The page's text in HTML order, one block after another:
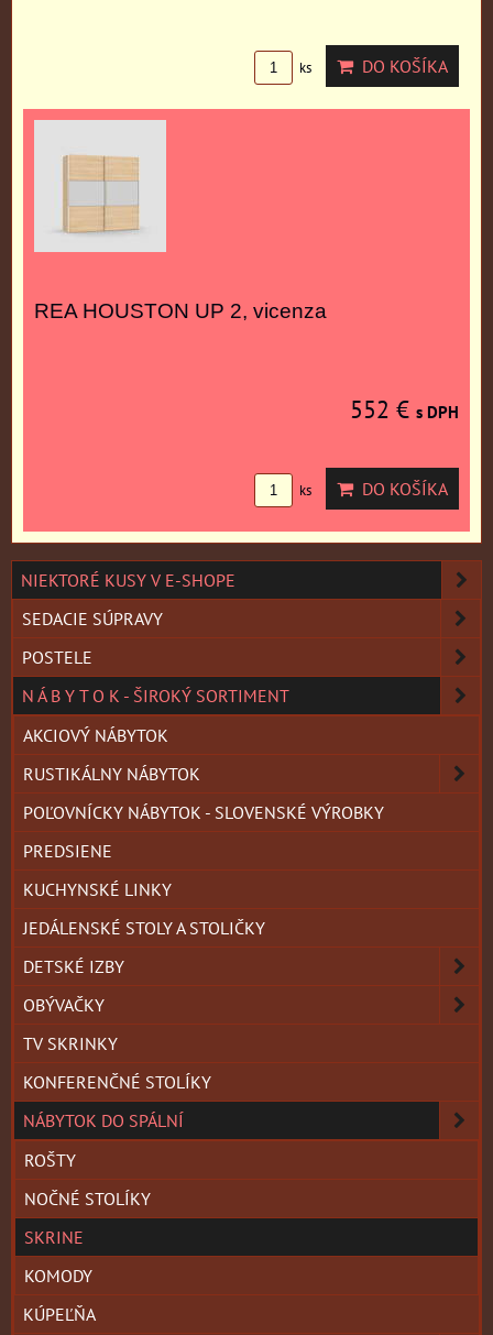
ks DO KOŠÍKA
REA HOUSTON UP 2, vicenza
552 € s DPH
ks DO KOŠÍKA
NIEKTORÉ KUSY V E-SHOPE
SEDACIE SÚPRAVY
POSTELE
N Á B Y T O K - ŠIROKÝ SORTIMENT
AKCIOVÝ NÁBYTOK
RUSTIKÁLNY NÁBYTOK
POĽOVNÍCKY NÁBYTOK - SLOVENSKÉ VÝROBKY
PREDSIENE
KUCHYNSKÉ LINKY
JEDÁLENSKÉ STOLY A STOLIČKY
DETSKÉ IZBY
OBÝVAČKY
TV SKRINKY
KONFERENČNÉ STOLÍKY
NÁBYTOK DO SPÁLNÍ
ROŠTY
NOČNÉ STOLÍKY
SKRINE
KOMODY
KÚPEĽŇA